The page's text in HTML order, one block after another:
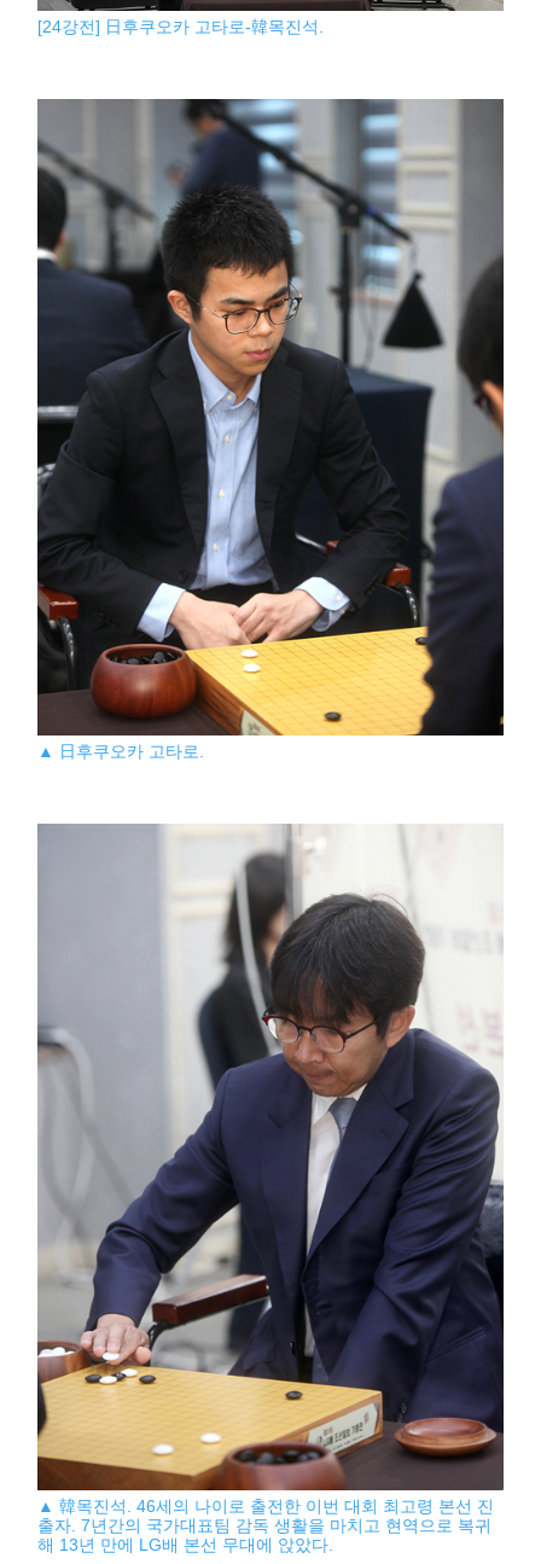
[24강전] 日후쿠오카 고타로-韓목진석.
▲ 日후쿠오카 고타로.
▲ 韓목진석. 46세의 나이로 출전한 이번 대회 최고령 본선 진
출자. 7년간의 국가대표팀 감독 생활을 마치고 현역으로 복귀
해 13년 만에 LG배 본선 무대에 앉았다.